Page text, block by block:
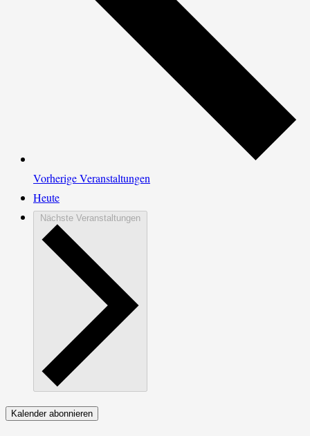
VorherigeVeranstaltungen
Heute
Nächste Veranstaltungen
Kalender abonnieren